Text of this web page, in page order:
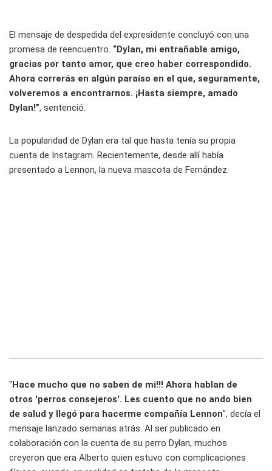
El mensaje de despedida del expresidente concluyó con una
promesa de reencuentro. “Dylan, mi entrañable amigo,
gracias por tanto amor, que creo haber correspondido.
Ahora correrás en algún paraíso en el que, seguramente,
volveremos a encontrarnos. ¡Hasta siempre, amado
Dylan!”, sentenció.
La popularidad de Dylan era tal que hasta tenía su propia
cuenta de Instagram. Recientemente, desde allí había
presentado a Lennon, la nueva mascota de Fernández.
"Hace mucho que no saben de mi!!! Ahora hablan de
otros 'perros consejeros'. Les cuento que no ando bien
de salud y llegó para hacerme compañía Lennon", decía el
mensaje lanzado semanas atrás. Al ser publicado en
colaboración con la cuenta de su perro Dylan, muchos
creyeron que era Alberto quien estuvo con complicaciones